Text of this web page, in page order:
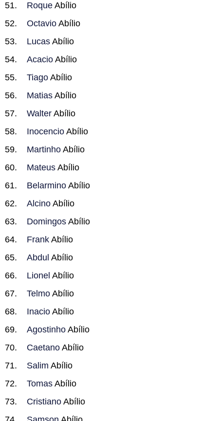
Roque Abílio
Octavio Abílio
Lucas Abílio
Acacio Abílio
Tiago Abílio
Matias Abílio
Walter Abílio
Inocencio Abílio
Martinho Abílio
Mateus Abílio
Belarmino Abílio
Alcino Abílio
Domingos Abílio
Frank Abílio
Abdul Abílio
Lionel Abílio
Telmo Abílio
Inacio Abílio
Agostinho Abílio
Caetano Abílio
Salim Abílio
Tomas Abílio
Cristiano Abílio